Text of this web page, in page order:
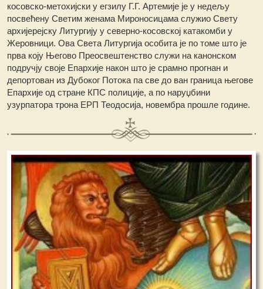
косовско-метохијски у егзилу Г.Г. Артемије је у недељу
посвећену Светим женама Мироносицама служио Свету
архијерејску Литургију у северно-косовској катакомби у
Жеровници. Ова Света Литургија особита је по томе што је
прва коју Његово Преосвештенство служи на канонском
подручју своје Епархије након што је срамно прогнан и
депортован из Дубоког Потока па све до ван граница његове
Епархије од стране КПС полиције, а по наруџбини
узурпатора трона ЕРП Теодосија, новембра прошле године.